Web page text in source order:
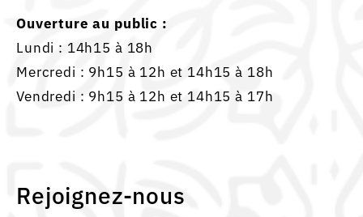
Ouverture au public :
Lundi : 14h15 à 18h
Mercredi : 9h15 à 12h et 14h15 à 18h
Vendredi : 9h15 à 12h et 14h15 à 17h
Rejoignez-nous